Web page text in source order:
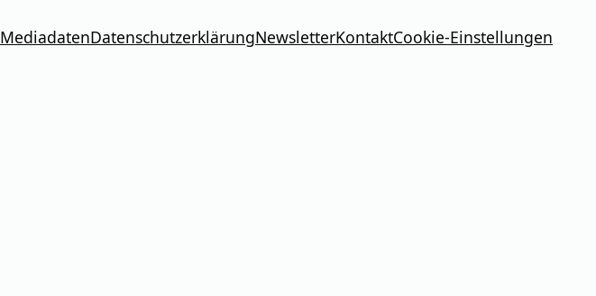
MediadatenDatenschutzerklärungNewsletterKontaktCookie-Einstellungen